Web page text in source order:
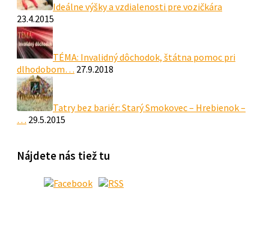
Ideálne výšky a vzdialenosti pre vozičkára
23.4.2015
TÉMA: Invalidný dôchodok, štátna pomoc pri
dlhodobom… 27.9.2018
Tatry bez bariér: Starý Smokovec – Hrebienok –
… 29.5.2015
Nájdete nás tiež tu